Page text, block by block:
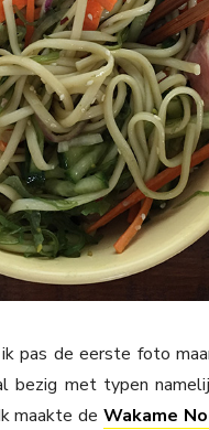
pas de eerste foto
bezig met typen
maakte deWakame